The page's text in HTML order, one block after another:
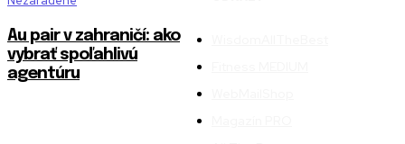
Au pair v zahraničí: ako
vybrať spoľahlivú
agentúru